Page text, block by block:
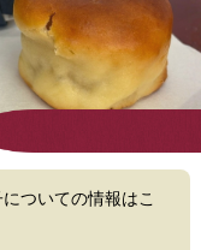
ついての情報はこ